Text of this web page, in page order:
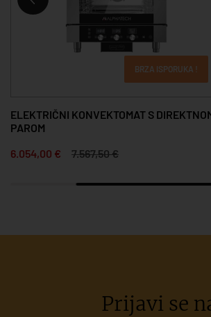
BRZA ISPORUKA !
ELEKTRIČNI KONVEKTOMAT S
PAROM
6.054,00 €
7.567,50 €
Prijavi se